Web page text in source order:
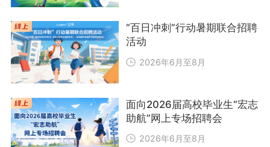
“百日冲刺”行动暑期联合招聘
活动
2026年6月至8月
面向2026届高校毕业生“宏志
助航”网上专场招聘会
2026年6月至8月